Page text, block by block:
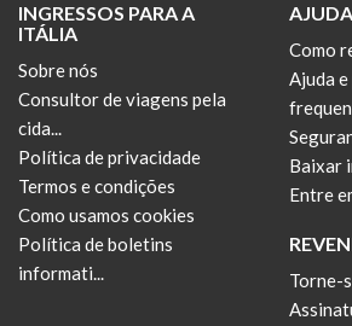
INGRESSOS PARA A
ITÁLIA
Sobre nós
Consultor de viagens pela
cida...
Política de privacidade
Termos e condições
Como usamos cookies
Política de boletins
informati...
AJUDA
Como
Ajuda
Baixar
Entre
Torne-